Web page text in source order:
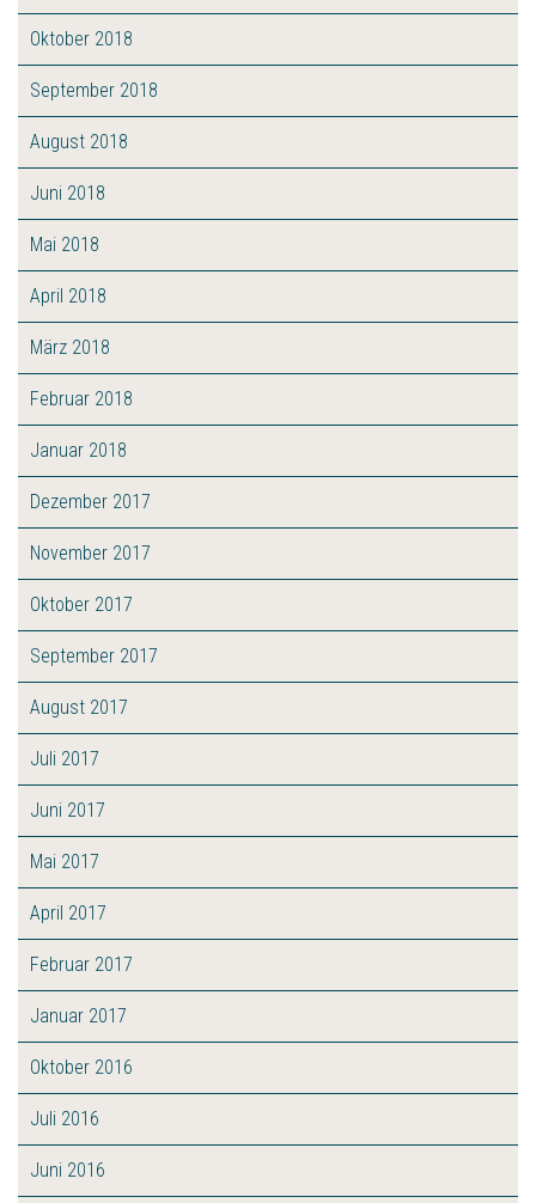
Oktober 2018
September 2018
August 2018
Juni 2018
Mai 2018
April 2018
März 2018
Februar 2018
Januar 2018
Dezember 2017
November 2017
Oktober 2017
September 2017
August 2017
Juli 2017
Juni 2017
Mai 2017
April 2017
Februar 2017
Januar 2017
Oktober 2016
Juli 2016
Juni 2016